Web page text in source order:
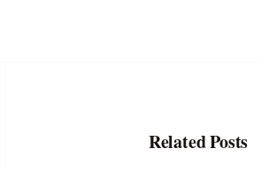
Related Posts